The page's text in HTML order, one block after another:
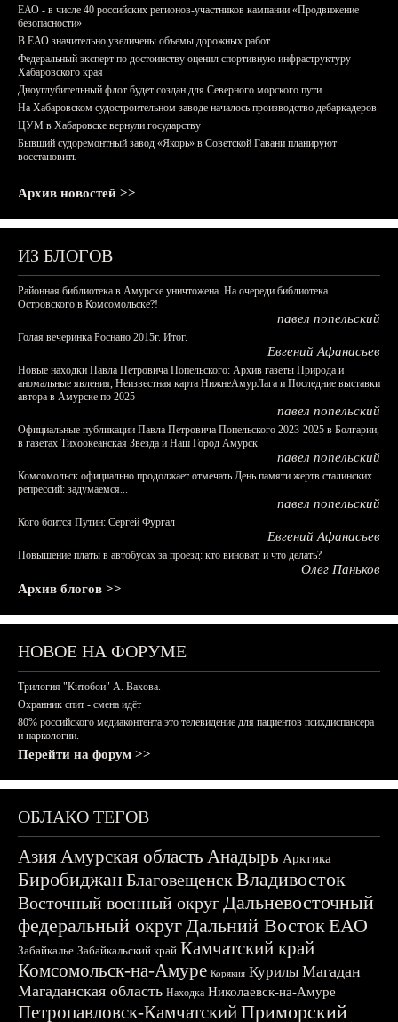
ЕАО - в числе 40 российских регионов-участников кампании «Продвижение
безопасности»
В ЕАО значительно увеличены объемы дорожных работ
Федеральный эксперт по достоинству оценил спортивную инфраструктуру
Хабаровского края
Дноуглубительный флот будет создан для Северного морского пути
На Хабаровском судостроительном заводе началось производство дебаркадеров
ЦУМ в Хабаровске вернули государству
Бывший судоремонтный завод «Якорь» в Советской Гавани планируют
восстановить
Архив новостей >>
ИЗ БЛОГОВ
Районная библиотека в Амурске уничтожена. На очереди библиотека
Островского в Комсомольске?!
павел попельский
Голая вечеринка Роснано 2015г. Итог.
Евгений Афанасьев
Новые находки Павла Петровича Попельского: Архив газеты Природа и
аномальные явления, Неизвестная карта НижнеАмурЛага и Последние выставки
автора в Амурске по 2025
павел попельский
Официальные публикации Павла Петровича Попельского 2023-2025 в Болгарии,
в газетах Тихоокеанская Звезда и Наш Город Амурск
павел попельский
Комсомольск официально продолжает отмечать День памяти жертв сталинских
репрессий: задумаемся...
павел попельский
Кого боится Путин: Сергей Фургал
Евгений Афанасьев
Повышение платы в автобусах за проезд: кто виноват, и что делать?
Олег Паньков
Архив блогов >>
НОВОЕ НА ФОРУМЕ
Трилогия "Китобои" А. Вахова.
Охранник спит - смена идёт
80% российского медиаконтента это телевидение для пациентов психдиспансера
и наркологии.
Перейти на форум >>
ОБЛАКО ТЕГОВ
АзияАмурская область Анадырь Арктика
БиробиджанБлаговещенскВладивосток
Восточный военный округДальневосточный
федеральный округДальний ВостокЕАО
Забайкалье Забайкальский край Камчатский край
Комсомольск-на-Амуре Корякия Курилы Магадан
Магаданская область Находка Николаевск-на-Амуре
Петропавловск-КамчатскийПриморский